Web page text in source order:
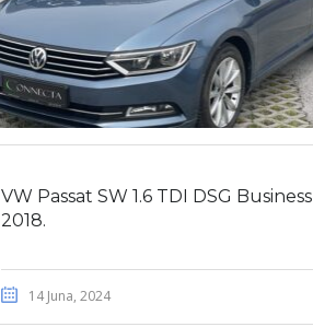
VW Passat SW 1.6 TDI DSG Business
2018.
14 Juna, 2024